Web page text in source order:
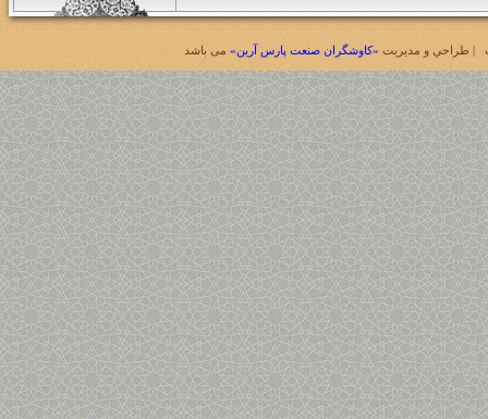
طراحي و مديريت «کاوشگران صنعت پارس آرین» می باشد